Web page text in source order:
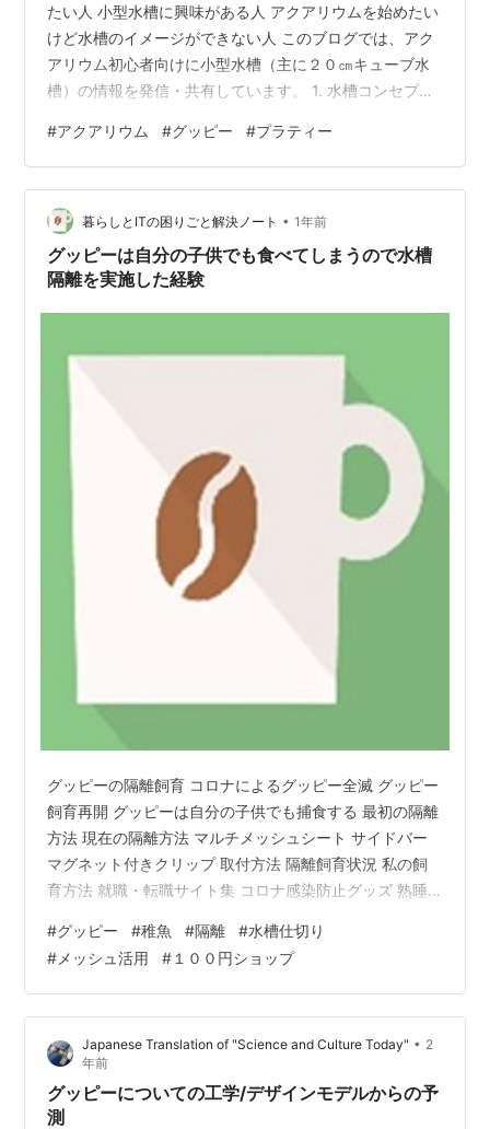
たい人 小型水槽に興味がある人 アクアリウムを始めたい
けど水槽のイメージができない人 このブログでは、アク
アリウム初心者向けに小型水槽（主に２０㎝キューブ水
槽）の情報を発信・共有しています。 1. 水槽コンセプト
ー・ヒーター・ライト・エアレーション 【フィルター】
【ヒーター】 【ライト】 【エアレーション】 4. 生体
【飼育数】 【繁殖について】 【ミナミヌマエビ】 5. 水
草・底砂・レイアウト 【水草】 【底砂】 【レイアウ
ト】 6. その他揃えるもの・水槽立ち上げ手順 7.…
#アクアリウム #グッピー #プラティー
暮らしとITの困りごと解決ノート • 1年前
グッピーは自分の子供でも食べてしまうので水槽
隔離を実施した経験
グッピーの隔離飼育 コロナによるグッピー全滅 グッピー
飼育再開 グッピーは自分の子供でも捕食する 最初の隔離
方法 現在の隔離方法 マルチメッシュシート サイドバー
マグネット付きクリップ 取付方法 隔離飼育状況 私の飼
育方法 就職・転職サイト集 コロナ感染防止グッズ 熟睡
育 私はもう何年も前からグッピーを飼育しています。 こ
れまで色々なことがありました。 コロナによるグッピー
全滅 私は２０２２年１０月１１日にコロナと診断されて
１７日まで自宅療養していました。 その頃から水槽のグ
ッピーがどんどん減少していき、ついには全滅してしま
いました。 後…
#グッピー #稚魚 #隔離 #水槽仕切り
# メッシュ活用 # １００円ショップ
Japanese Translation of "Science and Culture Today" • 2
年前
グッピーについての工学/デザインモデルからの予
測